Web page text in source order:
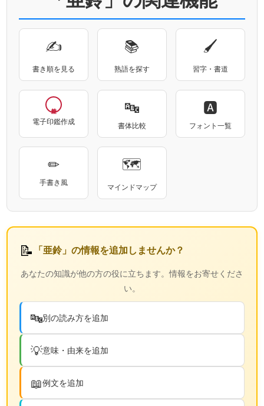
✍
書き順を見る
📚
熟語を探す
🖌
習字・書道
電子印鑑作成
🔤
書体比較
🅰
フォント一覧
✏
手書き風
🗺
マインドマップ
📝 「亜鈴」の情報を追加しませんか？
あなたの知識が他の方の役に立ちます。情報をお寄せくださ
い。
🔤別の読み方を追加
💡意味・由来を追加
📖例文を追加